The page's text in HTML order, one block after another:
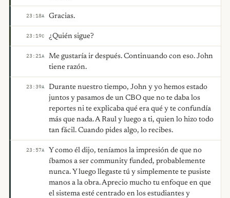
23:18A Gracias.
23:19C ¿Quién sigue?
23:21A
Me gustaría ir después. Continuando con eso. John
tiene razón.
23:39A
Durante nuestro tiempo, John y yo hemos estado
juntos y pasamos de un CBO que no te daba los
reportes ni te explicaba qué era qué y te confundía
más que nada. A Raul y luego a ti, quien lo hizo todo
tan fácil. Cuando pides algo, lo recibes.
23:57A
Y como él dijo, teníamos la impresión de que no
íbamos a ser community funded, probablemente
nunca. Y luego llegaste tú y simplemente te pusiste
manos a la obra. Aprecio mucho tu enfoque en que
el sistema esté centrado en los estudiantes y